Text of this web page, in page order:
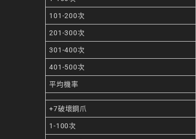
101-200次
201-300次
301-400次
401-500次
平均機率
+7破壞鋼爪
1-100次